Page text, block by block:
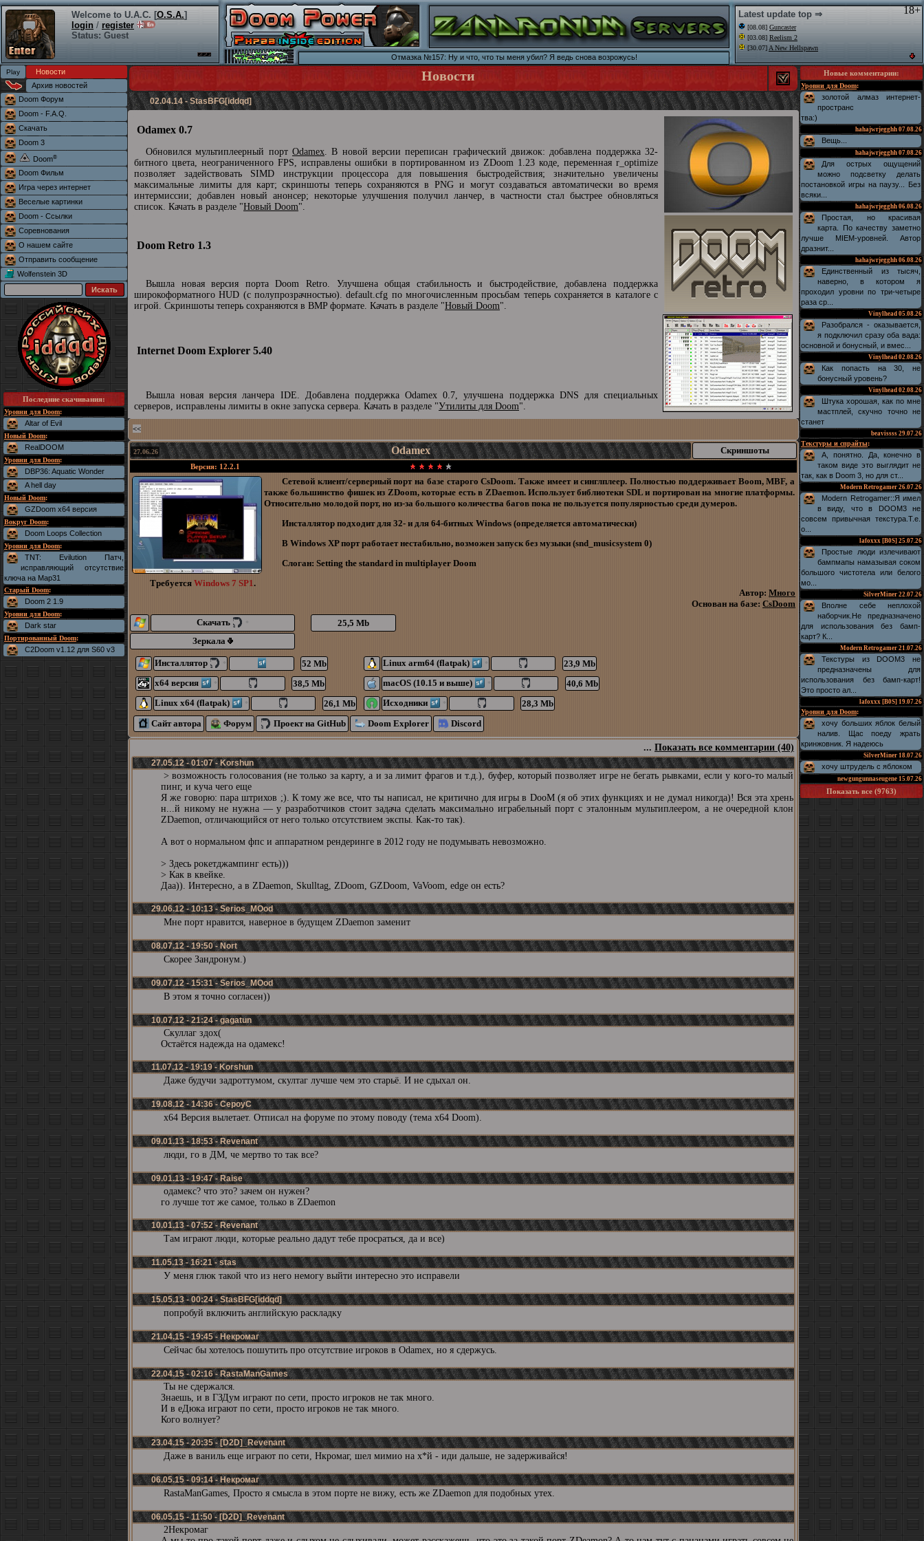
18+
Welcome to U.A.C. [O.S.A.]
login / register
Status: Guest
Latest update top ⇒
[08.08] Guncaster
[03.08] Reelism 2
[30.07] A New Hellspawn
Отмазка №157: Ну и что, что ты меня убил? Я ведь снова возрожусь!
Новости
Архив новостей
Doom Форум
Doom - F.A.Q.
Скачать
Doom 3
Doom®
Doom Фильм
Игра через интернет
Веселые картинки
Doom - Ссылки
Соревнования
О нашем сайте
Отправить сообщение
Wolfenstein 3D
Последние скачивания:
Уровни для Doom:
Altar of Evil
Новый Doom:
RealDOOM
Уровни для Doom:
DBP36: Aquatic Wonder
A hell day
Новый Doom:
GZDoom x64 версия
Вокруг Doom:
Doom Loops Collection
Уровни для Doom:
TNT: Evilution Патч,
исправляющий отсутствие
ключа на Map31
Старый Doom:
Doom 2 1.9
Уровни для Doom:
Dark star
Портированный Doom:
C2Doom v1.12 для S60 v3
Новости
02.04.14 - StasBFG[iddqd]
Odamex 0.7
Обновился мультиплеерный порт Odamex. В новой версии переписан графический движок: добавлена поддержка 32-
битного цвета, неограниченного FPS, исправлены ошибки в портированном из ZDoom 1.23 коде, переменная r_optimize
позволяет задействовать SIMD инструкции процессора для повышения быстродействия; значительно увеличены
максимальные лимиты для карт; скриншоты теперь сохраняются в PNG и могут создаваться автоматически во время
интермиссии; добавлен новый анонсер; некоторые улучшения получил ланчер, в частности стал быстрее обновляться
список. Качать в разделе "Новый Doom".
Doom Retro 1.3
Вышла новая версия порта Doom Retro. Улучшена общая стабильность и быстродействие, добавлена поддержка
широкоформатного HUD (с полупрозрачностью). default.cfg по многочисленным просьбам теперь сохраняется в каталоге с
игрой. Скриншоты теперь сохраняются в BMP формате. Качать в разделе "Новый Doom".
Internet Doom Explorer 5.40
Вышла новая версия ланчера IDE. Добавлена поддержка Odamex 0.7, улучшена поддержка DNS для специальных
серверов, исправлены лимиты в окне запуска сервера. Качать в разделе "Утилиты для Doom".
<<
27.06.26 Odamex Скриншоты
Версия: 12.2.1
Cетевой клиент/серверный порт на базе старого CsDoom. Также имеет и синглплеер. Полностью поддерживает Boom, MBF, а
также большинство фишек из ZDoom, которые есть в ZDaemon. Использует библиотеки SDL и портирован на многие платформы.
Относительно молодой порт, но из-за большого количества багов пока не пользуется популярностью среди думеров.
Инсталлятор подходит для 32- и для 64-битных Windows (определяется автоматически)
В Windows XP порт работает нестабильно, возможен запуск без музыки (snd_musicsystem 0)
Слоган: Setting the standard in multiplayer Doom
Требуется Windows 7 SP1.
Автор: Много
Основан на базе: CsDoom
Скачать
*
25,5 Mb
Зеркала
Инсталлятор *
52 Mb
x64 версия
*
38,5 Mb
Linux x64 (flatpak)
* 26,1 Mb
Linux arm64 (flatpak) *
23,9 Mb
macOS (10.15 и выше)
*
40,6 Mb
Исходники
*
28,3 Mb
Сайт автора
Форум Проект на GitHub Doom Explorer Discord
... Показать все комментарии (40)
27.05.12 - 01:07 - Korshun
> возможность голосования (не только за карту, а и за лимит фрагов и т.д.), буфер, который позволяет игре не бегать рывками, если у кого-то малый
пинг, и куча чего еще
Я же говорю: пара штрихов ;). К тому же все, что ты написал, не критично для игры в DooM (я об этих функциях и не думал никогда)! Вся эта хрень
н...й никому не нужна — у разработчиков стоит задача сделать максимально играбельный порт с эталонным мультиплеером, а не очередной клон
ZDaemon, отличающийся от него только отсутствием экспы. Как-то так).
А вот о нормальном фпс и аппаратном рендеринге в 2012 году не подумывать невозможно.
> Здесь рокетджампинг есть)))
> Как в квейке.
Даа)). Интересно, а в ZDaemon, Skulltag, ZDoom, GZDoom, VaVoom, edge он есть?
29.06.12 - 10:13 - Serios_MOod
Мне порт нравится, наверное в будущем ZDaemon заменит
08.07.12 - 19:50 - Nort
Скорее Зандронум.)
09.07.12 - 15:31 - Serios_MOod
В этом я точно согласен))
10.07.12 - 21:24 - gagatun
Скуллаг здох(
Остаётся надежда на одамекс!
11.07.12 - 19:19 - Korshun
Даже будучи задроттумом, скултаг лучше чем это старьё. И не сдыхал он.
19.08.12 - 14:36 - CepoyC
х64 Версия вылетает. Отписал на форуме по этому поводу (тема x64 Doom).
09.01.13 - 18:53 - Revenant
люди, го в ДМ, че мертво то так все?
09.01.13 - 19:47 - Raise
одамекс? что это? зачем он нужен?
го лучше тот же самое, только в ZDaemon
10.01.13 - 07:52 - Revenant
Там играют люди, которые реально дадут тебе просраться, да и все)
11.05.13 - 16:21 - stas
У меня глюк такой что из него немогу выйти интересно это исправели
15.05.13 - 00:24 - StasBFG[iddqd]
попробуй включить английскую раскладку
21.04.15 - 19:45 - Некромаг
Сейчас бы хотелось пошутить про отсутствие игроков в Odamex, но я сдержусь.
22.04.15 - 02:16 - RastaManGames
Ты не сдержался.
Знаешь, и в ГЗДум играют по сети, просто игроков не так много.
И в еДюка играют по сети, просто игроков не так много.
Кого волнует?
23.04.15 - 20:35 - [D2D]_Revenant
Даже в ваниль еще играют по сети, Нкромаг, шел мимио на х*й - иди дальше, не задерживайся!
06.05.15 - 09:14 - Некромаг
RastaManGames, Просто я смысла в этом порте не вижу, есть же ZDaemon для подобных утех.
06.05.15 - 11:50 - [D2D]_Revenant
2Некромаг
Новые комментарии:
Уровни для Doom:
золотой алмаз интернет-
пространс
тва:)
hahajwrjegghh 07.08.26
Вещь...
hahajwrjegghh 07.08.26
Для острых ощущений
можно подсветку делать
постановкой игры на паузу... Без
всяки...
hahajwrjegghh 06.08.26
Простая, но красивая
карта. По качеству заметно
лучше MIEM-уровней. Автор
дразнит...
hahajwrjegghh 06.08.26
Единственный из тысяч,
наверно, в котором я
проходил уровни по три-четыре
раза ср...
Vinylhead 05.08.26
Разобрался - оказывается,
я подключил сразу оба вада:
основной и бонусный, и вмес...
Vinylhead 02.08.26
Как попасть на 30, не
бонусный уровень?
Vinylhead 02.08.26
Штука хорошая, как по мне
мастплей, скучно точно не
станет
beavissss 29.07.26
Текстуры и спрайты:
А, понятно. Да, конечно в
таком виде это выглядит не
так, как в Doom 3, но для ст...
Modern Retrogamer 26.07.26
Modern Retrogamer::Я имел
в виду, что в DOOM3 не
совсем привычная текстура.Т.е.
о...
lafoxxx [B0S] 25.07.26
Простые люди излечивают
бампмапы намазывая соком
большого чистотела или белого
мо...
SilverMiner 22.07.26
Вполне себе неплохой
наборчик.Не предназначено
для использования без бамп-
карт? К...
Modern Retrogamer 21.07.26
Текстуры из DOOM3 не
предназначены для
использования без бамп-карт!
Это просто ал...
lafoxxx [B0S] 19.07.26
Уровни для Doom:
хочу больших яблок белый
налив. Щас поеду жрать
кринжовник. Я надеюсь
SilverMiner 18.07.26
хочу штрудель с яблоком
newgungunnaseugene 15.07.26
Показать все (9763)